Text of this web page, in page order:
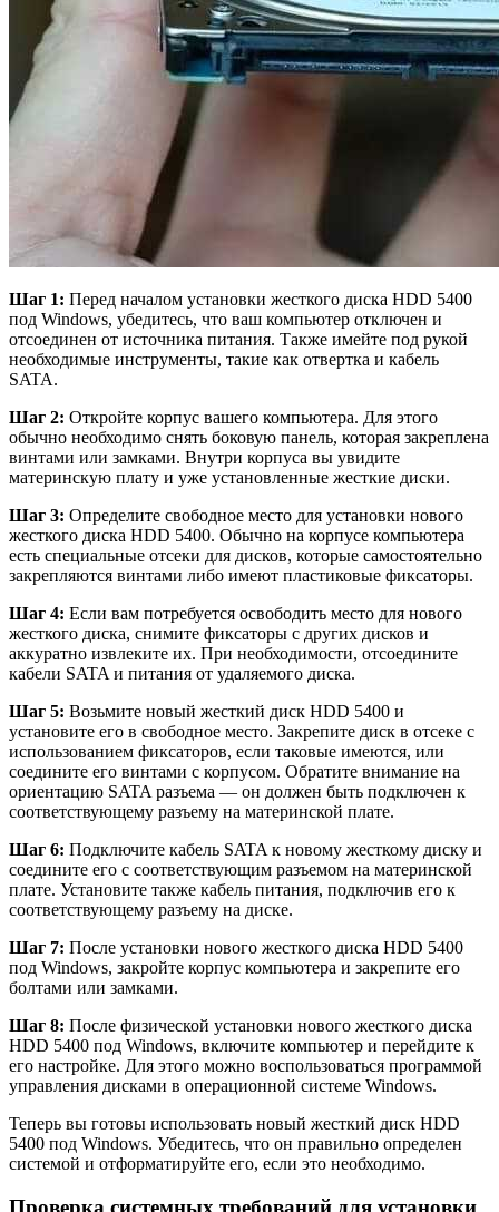
Шаг 1: Перед началом установки жесткого диска HDD 5400
под Windows, убедитесь, что ваш компьютер отключен и
отсоединен от источника питания. Также имейте под рукой
необходимые инструменты, такие как отвертка и кабель
SATA.
Шаг 2: Откройте корпус вашего компьютера. Для этого
обычно необходимо снять боковую панель, которая закреплена
винтами или замками. Внутри корпуса вы увидите
материнскую плату и уже установленные жесткие диски.
Шаг 3: Определите свободное место для установки нового
жесткого диска HDD 5400. Обычно на корпусе компьютера
есть специальные отсеки для дисков, которые самостоятельно
закрепляются винтами либо имеют пластиковые фиксаторы.
Шаг 4: Если вам потребуется освободить место для нового
жесткого диска, снимите фиксаторы с других дисков и
аккуратно извлеките их. При необходимости, отсоедините
кабели SATA и питания от удаляемого диска.
Шаг 5: Возьмите новый жесткий диск HDD 5400 и
установите его в свободное место. Закрепите диск в отсеке с
использованием фиксаторов, если таковые имеются, или
соедините его винтами с корпусом. Обратите внимание на
ориентацию SATA разъема — он должен быть подключен к
соответствующему разъему на материнской плате.
Шаг 6: Подключите кабель SATA к новому жесткому диску и
соедините его с соответствующим разъемом на материнской
плате. Установите также кабель питания, подключив его к
соответствующему разъему на диске.
Шаг 7: После установки нового жесткого диска HDD 5400
под Windows, закройте корпус компьютера и закрепите его
болтами или замками.
Шаг 8: После физической установки нового жесткого диска
HDD 5400 под Windows, включите компьютер и перейдите к
его настройке. Для этого можно воспользоваться программой
управления дисками в операционной системе Windows.
Теперь вы готовы использовать новый жесткий диск HDD
5400 под Windows. Убедитесь, что он правильно определен
системой и отформатируйте его, если это необходимо.
Проверка системных требований для установки